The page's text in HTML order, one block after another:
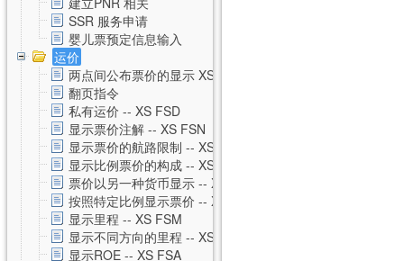
SSR 服务申请
婴儿票预定信息输入
运价
两点间公布票价的显示 XS FSD
翻页指令
私有运价 -- XS FSD
显示票价注解 -- XS FSN
显示票价的航路限制 -- XS FSL
显示比例票价的构成 -- XS FXH
票价以另一种货币显示 -- XS FXC
按照特定比例显示票价 -- XS FXM
显示里程 -- XS FSM
显示不同方向的里程 -- XS FSO
显示ROE -- XS FSA